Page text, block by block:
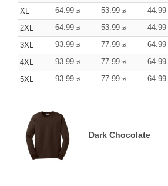
XL
64.99 zł 53.99 zł 44.99
2XL
64.99 zł 53.99 zł 44.99
3XL
93.99 zł 77.99 zł 64.99
4XL
93.99 zł 77.99 zł 64.99
5XL
93.99 zł 77.99 zł 64.99
Dark Chocolate